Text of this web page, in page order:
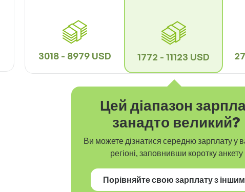
3018 - 8979 USD 1772 - 11123 USD
Цей діапазон
занадто великий?
Ви можете дізнатися середню зарплату у
регіоні, заповнивши коротку анкету
Порівняйте свою зарплату з